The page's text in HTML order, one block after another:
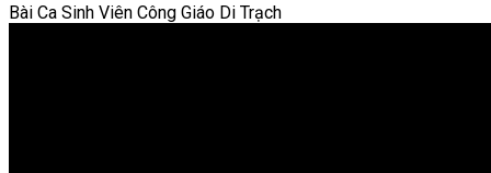
Bài Ca Sinh Viên Công Giáo Di Trạch